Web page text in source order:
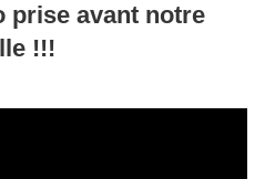
prise avant notre
!!!